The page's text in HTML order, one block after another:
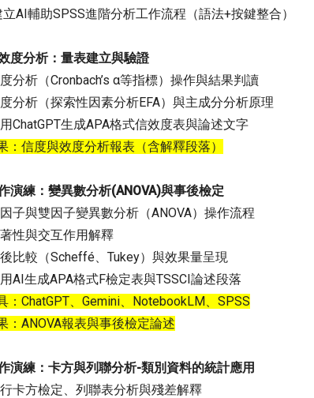
AI輔助SPSS進階分析工作流程（語法+按鍵整合）
度分析：量表建立與驗證
分析（Cronbach’s α等指標）操作與結果判讀
分析（探索性因素分析EFA）與主成分分析原理
ChatGPT生成APA格式信效度表與論述文字
：信度與效度分析報表（含解釋段落）
演練：變異數分析(ANOVA)與事後檢定
子與雙因子變異數分析（ANOVA）操作流程
性與交互作用解釋
比較（Scheffé、Tukey）與效果量呈現
AI生成APA格式F檢定表與TSSCI論述段落
：ChatGPT、Gemini、NotebookLM、SPSS
：ANOVA報表與事後檢定論述
演練：卡方與列聯分析-類別資料的統計應用
卡方檢定、列聯表分析與殘差解釋